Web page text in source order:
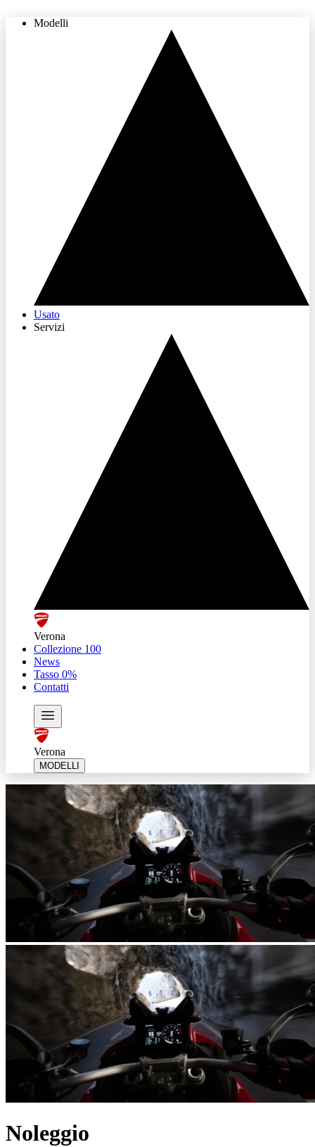
Modelli
Usato
Servizi
Verona
Collezione 100
News
Tasso 0%
Contatti
Verona
MODELLI
Noleggio